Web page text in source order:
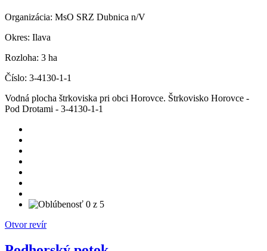
Organizácia: MsO SRZ Dubnica n/V
Okres: Ilava
Rozloha: 3 ha
Číslo: 3-4130-1-1
Vodná plocha štrkoviska pri obci Horovce. Štrkovisko Horovce -
Pod Drotami - 3-4130-1-1
Otvor revír